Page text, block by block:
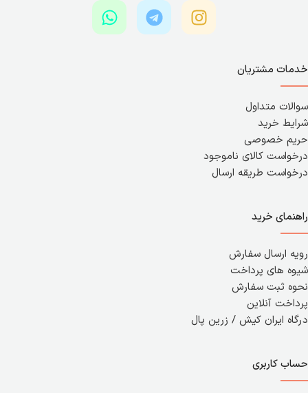
خدمات مشتریان
سوالات متداول
شرایط خرید
حریم خصوصی
درخواست کالای ناموجود
درخواست طریقه ارسال
راهنمای خرید
رویه ارسال سفارش
شیوه های پرداخت
نحوه ثبت سفارش
پرداخت آنلاین
درگاه ایران کیش / زرین پال
حساب کاربری